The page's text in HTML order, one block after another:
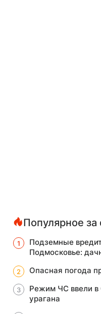
Популярное за
Подземные
Подмосковье:
Опасная погода
Режим ЧС ввели в
урагана